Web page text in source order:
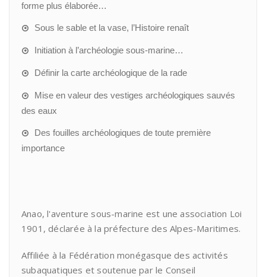
forme plus élaborée…
Sous le sable et la vase, l’Histoire renaît
Initiation à l’archéologie sous-marine…
Définir la carte archéologique de la rade
Mise en valeur des vestiges archéologiques sauvés
des eaux
Des fouilles archéologiques de toute première
importance
Anao, l'aventure sous-marine est une association Loi
1901, déclarée à la préfecture des Alpes-Maritimes.
Affiliée à la Fédération monégasque des activités
subaquatiques et soutenue par le Conseil